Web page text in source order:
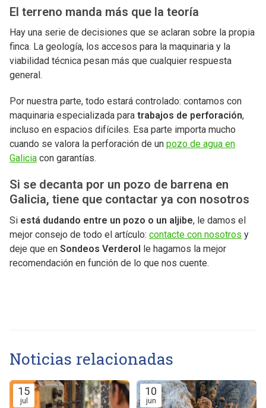
El terreno manda más que la teoría
Hay una serie de decisiones que se aclaran sobre la propia
finca. La geología, los accesos para la maquinaria y la
viabilidad técnica pesan más que cualquier respuesta
general.
Por nuestra parte, todo estará controlado: contamos con
maquinaria especializada para trabajos de perforación,
incluso en espacios difíciles. Esa parte importa mucho
cuando se valora la perforación de un pozo de agua en
Galicia con garantías.
Si se decanta por un pozo de barrena en
Galicia, tiene que contactar ya con nosotros
Si está dudando entre un pozo o un aljibe, le damos el
mejor consejo de todo el artículo: contacte con nosotros y
deje que en Sondeos Verderol le hagamos la mejor
recomendación en función de lo que nos cuente.
Noticias relacionadas
15
jul
10
jun